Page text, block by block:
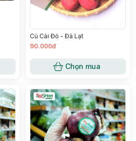
Củ Cải Đỏ - Đà Lạt
90.000đ
Chọn mua